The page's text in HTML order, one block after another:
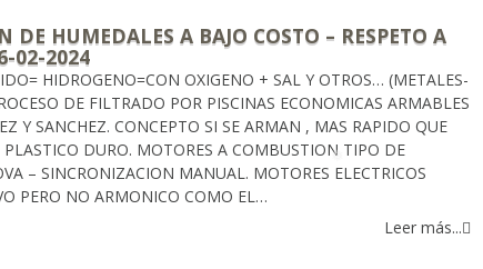
❅
❅
Chileno
Orgulloso de ser
Magallanico
Patagonia Rebelde
Propiedades Poblete
DE HUMEDALES A BAJO COSTO – RESPETO A
02-2024
HIDROGENO=CON OXIGENO + SAL Y OTROS… (METALES-
DE FILTRADO POR PISCINAS ECONOMICAS ARMABLES
Y SANCHEZ. CONCEPTO SI SE ARMAN , MAS RAPIDO QUE
DURO. MOTORES A COMBUSTION TIPO DE
– SINCRONIZACION MANUAL. MOTORES ELECTRICOS
PERO NO ARMONICO COMO EL…
Leer más...